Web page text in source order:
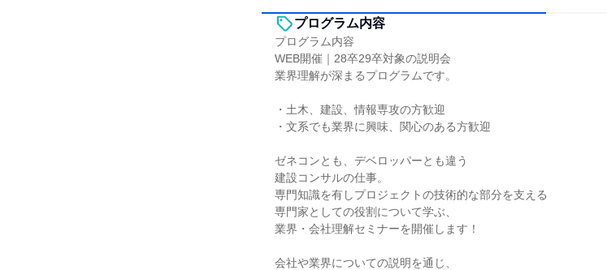
プログラム内容
プログラム内容
WEB開催｜28卒29卒対象の説明会
業界理解が深まるプログラムです。
・土木、建設、情報専攻の方歓迎
・文系でも業界に興味、関心のある方歓迎
ゼネコンとも、デベロッパーとも違う
建設コンサルの仕事。
専門知識を有しプロジェクトの技術的な部分を支える
専門家としての役割について学ぶ、
業界・会社理解セミナーを開催します！
会社や業界についての説明を通じ、